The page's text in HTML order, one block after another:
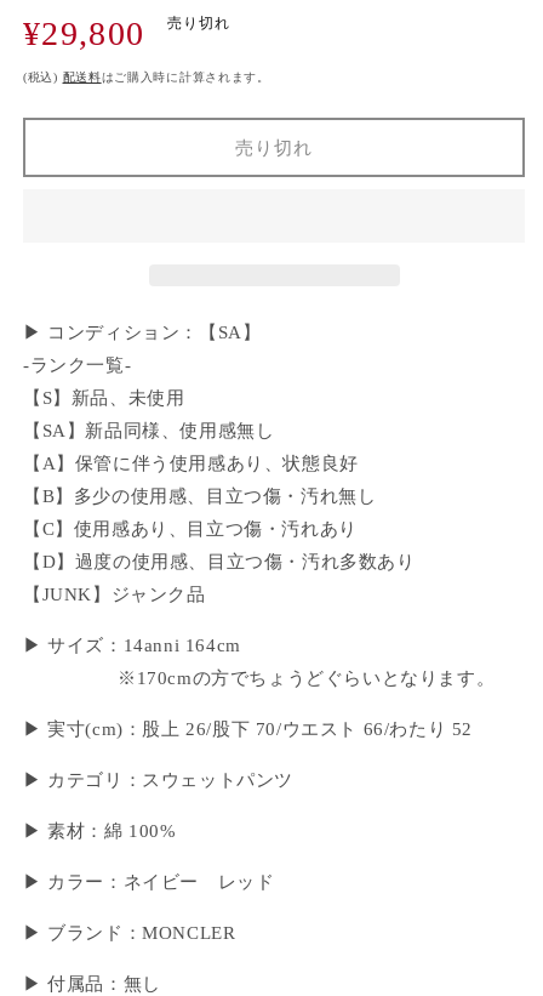
を
開
く
通
常
価
¥29,800 売り切れ
(税込) 配送料はご購入時に計算されます。
売り切れ
▶ コンディション：【SA】
-ランク一覧-
【S】新品、未使用
【SA】新品同様、使用感無し
【A】保管に伴う使用感あり、状態良好
【B】多少の使用感、目立つ傷・汚れ無し
【C】使用感あり、目立つ傷・汚れあり
【D】過度の使用感、目立つ傷・汚れ多数あり
【JUNK】ジャンク品
▶ サイズ：14anni 164cm
※170cmの方でちょうどぐらいとなります。
▶ 実寸(cm)：股上 26/股下 70/ウエスト 66/わたり 52
▶ カテゴリ：スウェットパンツ
▶ 素材：綿 100%
▶ カラー：ネイビー レッド
▶ ブランド：MONCLER
▶ 付属品：無し